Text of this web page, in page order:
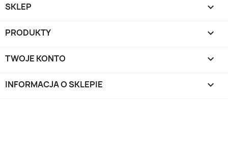
SKLEP 
PRODUKTY 
TWOJE KONTO 
INFORMACJA O SKLEPIE keyboard_arrow_down